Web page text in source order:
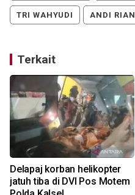
TRI WAHYUDI ANDI RIAN
Terkait
Delapaj korban helikopter
jatuh tiba di DVI Pos Motem